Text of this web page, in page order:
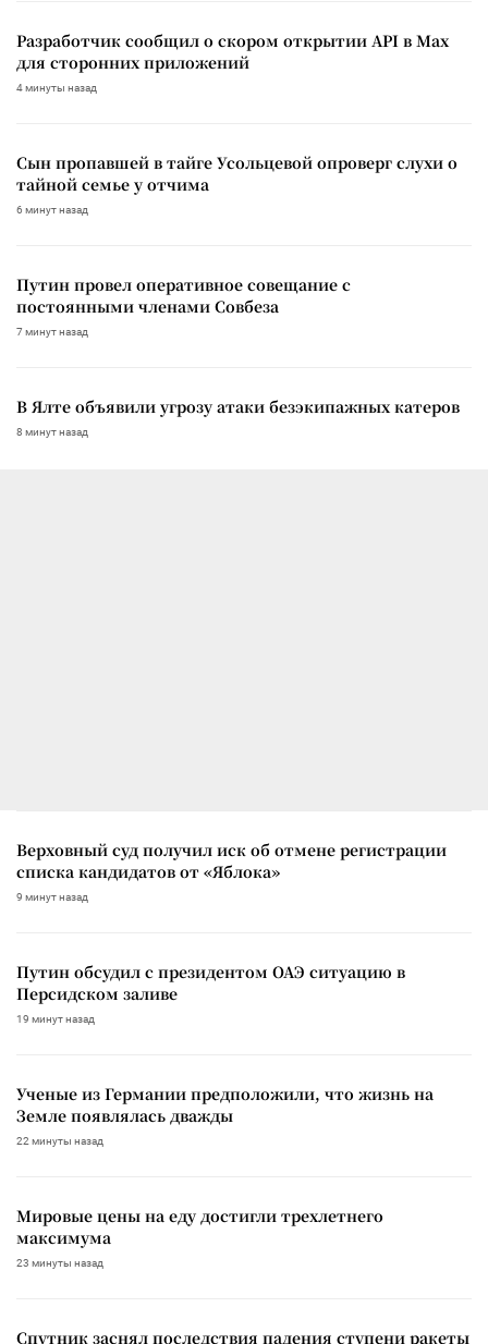
Разработчик сообщил о скором открытии API в Max
для сторонних приложений
4 минуты назад
Сын пропавшей в тайге Усольцевой опроверг слухи о
тайной семье у отчима
6 минут назад
Путин провел оперативное совещание с
постоянными членами Совбеза
7 минут назад
В Ялте объявили угрозу атаки безэкипажных катеров
8 минут назад
Верховный суд получил иск об отмене регистрации
списка кандидатов от «Яблока»
9 минут назад
Путин обсудил с президентом ОАЭ ситуацию в
Персидском заливе
19 минут назад
Ученые из Германии предположили, что жизнь на
Земле появлялась дважды
22 минуты назад
Мировые цены на еду достигли трехлетнего
максимума
23 минуты назад
Спутник заснял последствия падения ступени ракеты